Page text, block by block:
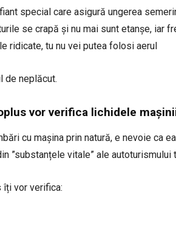
special care asigură ungerea
se crapă și nu mai sunt etanșe, iar
ridicate, tu nu vei putea folosi aerul
de neplăcut.
vor verifica lichidele
cu mașina prin natură, e nevoie ca
”substanțele vitale” ale autoturismului
îți vor verifica: